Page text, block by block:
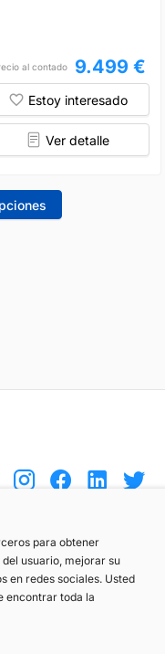
al contado 9.499 €
Estoy interesado
Ver detalle
para obtener
usuario, mejorar su
en redes sociales. Usted
encontrar toda la
(+34) 744 408 070
info@motoreto.com